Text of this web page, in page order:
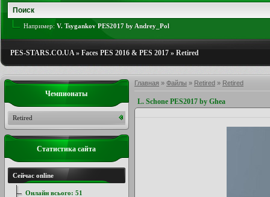
Например: V. Tsygankov PES2017 by Andrey_Pol
PES-STARS.CO.UA» Faces PES 2016 & PES 2017 » Retired
Главная » Файлы » Retired » Retired
L. Schone PES2017 by Ghea
Чемпионаты
Retired
Статистика сайта
Сейчас online
Онлайн всього: 51